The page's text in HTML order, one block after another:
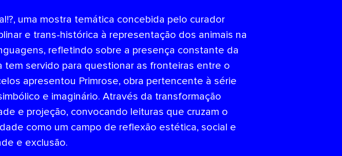
uma mostra temática concebida pelo curador
e trans-histórica à representação dos animais na
refletindo sobre a presença constante da
servido para questionar as fronteiras entre o
apresentou Primrose, obra pertencente à série
e imaginário. Através da transformação
e projeção, convocando leituras que cruzam o
como um campo de reflexão estética, social e
e exclusão.